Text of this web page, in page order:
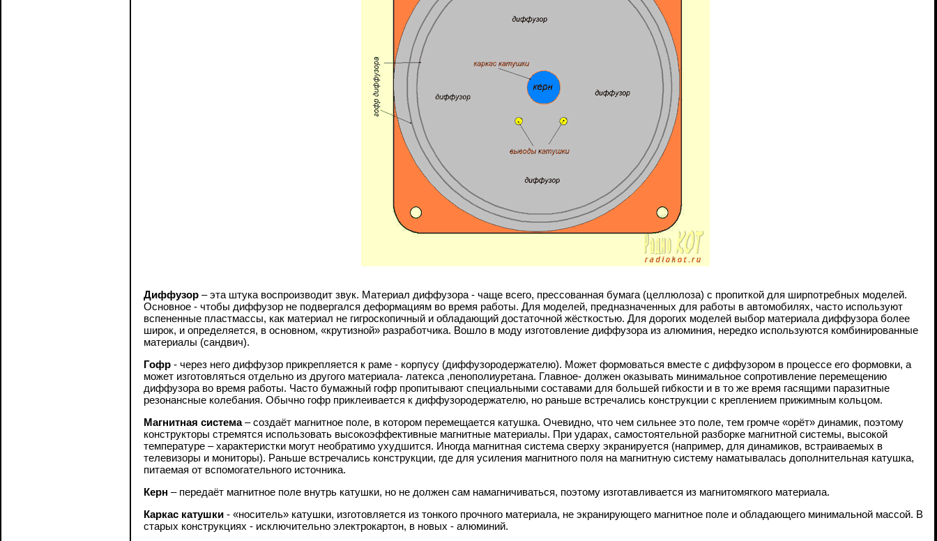
Диффузор – эта штука воспроизводит звук. Материал диффузора - чаще всего, прессованная бумага (целлюлоза) с пропиткой для ширпотребных моделей.
Основное - чтобы диффузор не подвергался деформациям во время работы. Для моделей, предназначенных для работы в автомобилях, часто используют
вспененные пластмассы, как материал не гигроскопичный и обладающий достаточной жёсткостью. Для дорогих моделей выбор материала диффузора более
широк, и определяется, в основном, «крутизной» разработчика. Вошло в моду изготовление диффузора из алюминия, нередко используются комбинированные
материалы (сандвич).
Гофр - через него диффузор прикрепляется к раме - корпусу (диффузородержателю). Может формоваться вместе с диффузором в процессе его формовки, а
может изготовляться отдельно из другого материала- латекса ,пенополиуретана. Главное- должен оказывать минимальное сопротивление перемещению
диффузора во время работы. Часто бумажный гофр пропитывают специальными составами для большей гибкости и в то же время гасящими паразитные
резонансные колебания. Обычно гофр приклеивается к диффузородержателю, но раньше встречались конструкции с креплением прижимным кольцом.
Магнитная система– создаёт магнитное поле, в котором перемещается катушка. Очевидно, что чем сильнее это поле, тем громче «орёт» динамик, поэтому
конструкторы стремятся использовать высокоэффективные магнитные материалы. При ударах, самостоятельной разборке магнитной системы, высокой
температуре – характеристки могут необратимо ухудшится. Иногда магнитная система сверху экранируется (например, для динамиков, встраиваемых в
телевизоры и мониторы). Раньше встречались конструкции, где для усиления магнитного поля на магнитную систему наматывалась дополнительная катушка,
питаемая от вспомогательного источника.
Керн – передаёт магнитное поле внутрь катушки, но не должен сам намагничиваться, поэтому изготавливается из магнитомягкого материала.
Каркас катушки - «носитель» катушки, изготовляется из тонкого прочного материала, не экранирующего магнитное поле и обладающего минимальной массой. В
старых конструкциях - исключительно электрокартон, в новых - алюминий.